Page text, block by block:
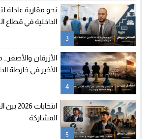
3
نحو مقاربة عادلة
الداخلية في قطاع
4
الأزرقان
الأخير في خارطة
5
انتخابات
المشاركة